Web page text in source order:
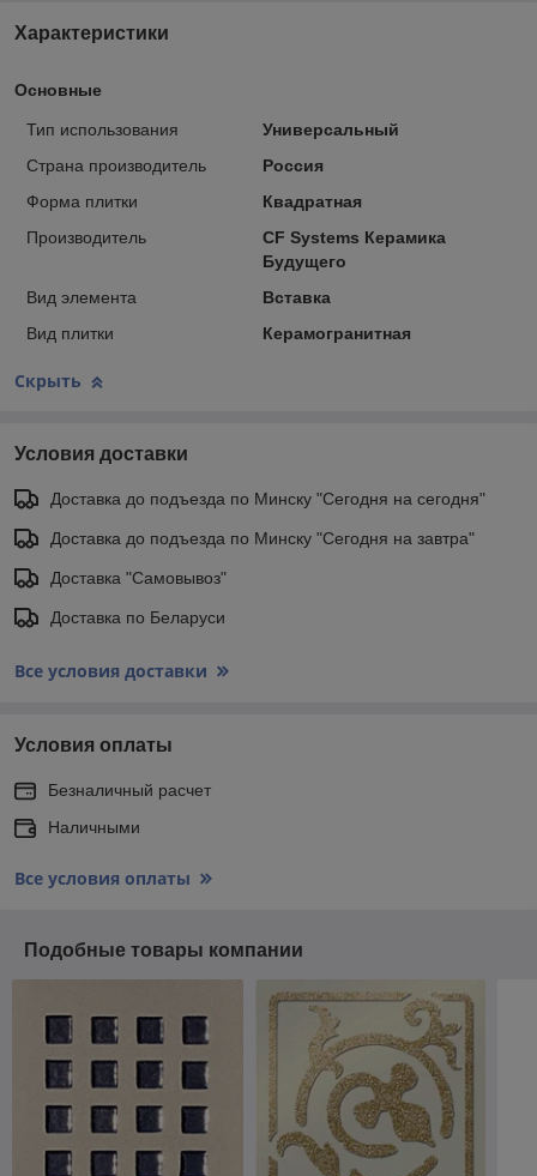
Характеристики
Основные
Тип использования
Универсальный
Страна производитель
Россия
Форма плитки
Квадратная
Производитель
CF Systems Керамика
Будущего
Вид элемента
Вставка
Вид плитки
Керамогранитная
Скрыть
Условия доставки
Доставка до подъезда по Минску "Сегодня на сегодня"
Доставка до подъезда по Минску "Сегодня на завтра"
Доставка "Самовывоз"
Доставка по Беларуси
Все условия доставки
Условия оплаты
Безналичный расчет
Наличными
Все условия оплаты
Подобные товары компании